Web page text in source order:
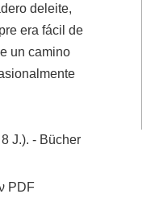
deleite,
era fácil de
un camino
J.). - Bücher
PDF